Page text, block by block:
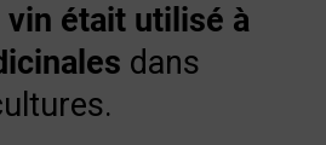
vin était utilisé à
dans